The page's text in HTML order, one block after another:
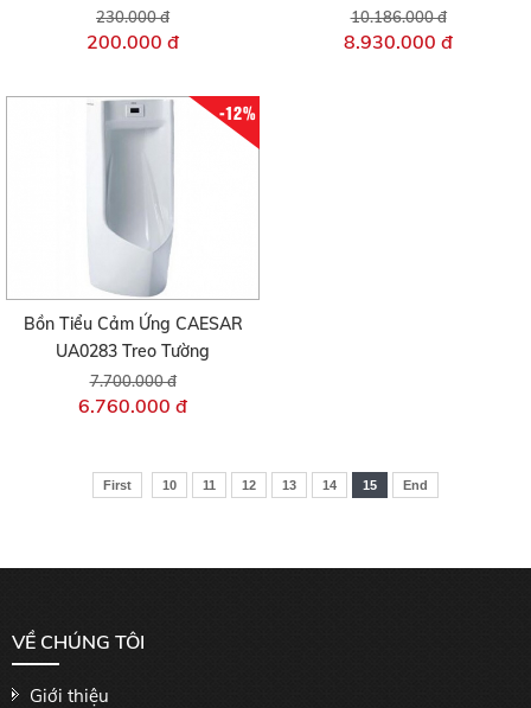
230.000 đ
200.000 đ
10.186.000 đ
8.930.000 đ
-12%
Bồn Tiểu Cảm Ứng CAESAR
UA0283 Treo Tường
7.700.000 đ
6.760.000 đ
First 10 11 12 13 14 15 End
VỀ CHÚNG TÔI
Giới thiệu